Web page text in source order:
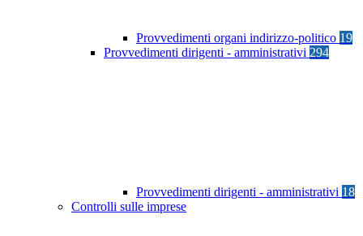
Provvedimenti organi indirizzo-politico 19
Provvedimenti dirigenti - amministrativi 294
Provvedimenti dirigenti - amministrativi 18
Controlli sulle imprese